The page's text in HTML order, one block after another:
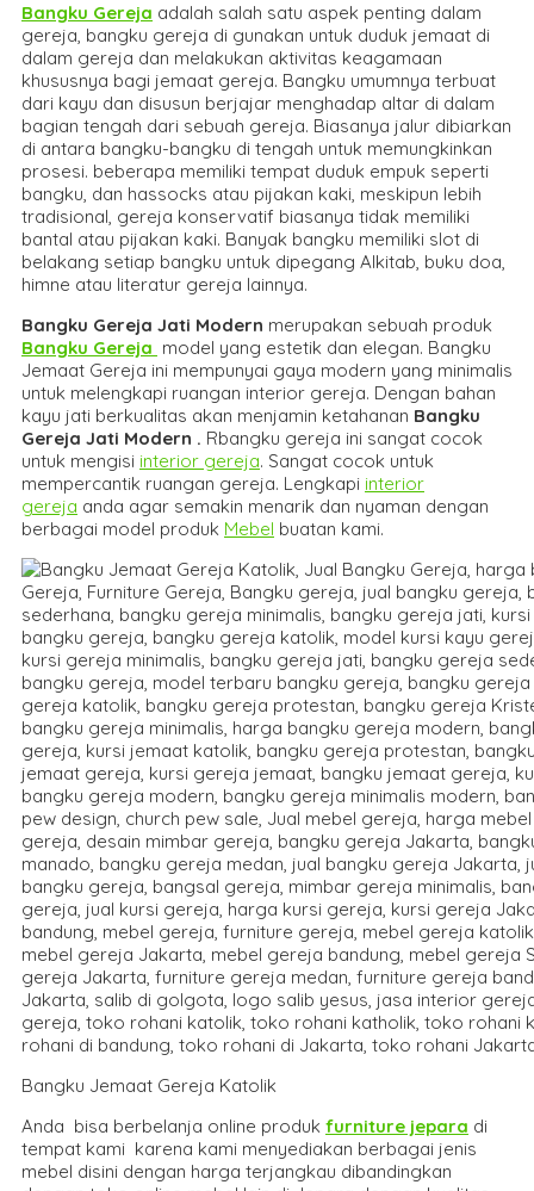
Bangku Gereja adalah salah satu aspek penting dalam
gereja, bangku gereja di gunakan untuk duduk jemaat di
dalam gereja dan melakukan aktivitas keagamaan
khususnya bagi jemaat gereja. Bangku umumnya terbuat
dari kayu dan disusun berjajar menghadap altar di dalam
bagian tengah dari sebuah gereja. Biasanya jalur dibiarkan
di antara bangku-bangku di tengah untuk memungkinkan
prosesi. beberapa memiliki tempat duduk empuk seperti
bangku, dan hassocks atau pijakan kaki, meskipun lebih
tradisional, gereja konservatif biasanya tidak memiliki
bantal atau pijakan kaki. Banyak bangku memiliki slot di
belakang setiap bangku untuk dipegang Alkitab, buku doa,
himne atau literatur gereja lainnya.
Bangku Gereja Jati Modern merupakan sebuah produk
Bangku Gereja model yang estetik dan elegan. Bangku
Jemaat Gereja ini mempunyai gaya modern yang minimalis
untuk melengkapi ruangan interior gereja. Dengan bahan
kayu jati berkualitas akan menjamin ketahanan Bangku
Gereja Jati Modern . Rbangku gereja ini sangat cocok
untuk mengisi interior gereja. Sangat cocok untuk
mempercantik ruangan gereja. Lengkapi interior
gereja anda agar semakin menarik dan nyaman dengan
berbagai model produk Mebel buatan kami.
Bangku Jemaat Gereja Katolik
Anda bisa berbelanja online produk furniture jepara di
tempat kami karena kami menyediakan berbagai jenis
mebel disini dengan harga terjangkau dibandingkan